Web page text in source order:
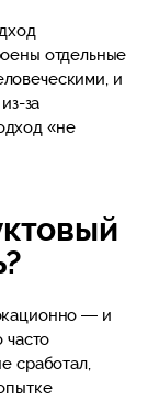
отдельные
и
за
«не
— и
часто
сработал,